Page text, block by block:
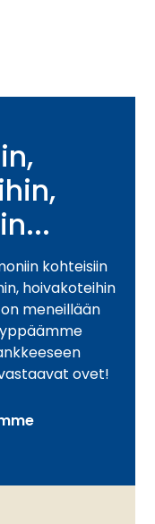
kohteisiin
hoivakoteihin
meneillään
ovet!